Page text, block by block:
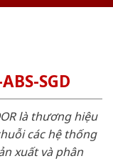
SGD
là thương hiệu
các hệ thống
xuất và phân